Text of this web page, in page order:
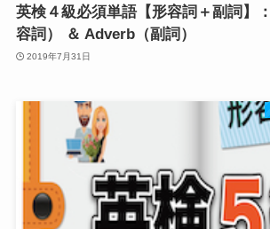
英検４級必須単語【形容詞＋副詞】
容詞） ＆ Adverb（副詞）
2019年7月31日